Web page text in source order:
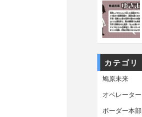
カテゴリ
鳩原未来
オペレーター
ボーダー本部